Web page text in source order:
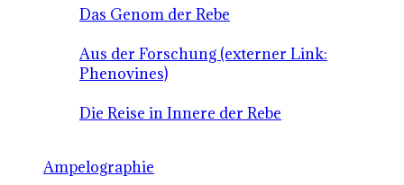
Das Genom der Rebe
Aus der Forschung (externer Link:
Phenovines)
Die Reise in Innere der Rebe
Ampelographie